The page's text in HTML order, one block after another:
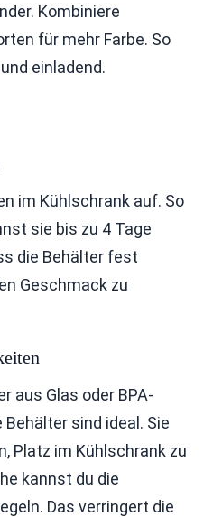
Kombiniere
für mehr Farbe. So
einladend.
im Kühlschrank auf. So
sie bis zu 4 Tage
die Behälter fest
Geschmack zu
aus Glas oder BPA-
sind ideal. Sie
Platz im Kühlschrank zu
kannst du die
Das verringert die